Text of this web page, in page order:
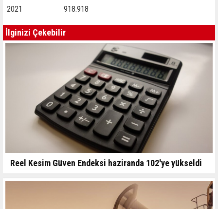
2021
918.918
İlginizi Çekebilir
Reel Kesim Güven Endeksi haziranda 102'ye yükseldi